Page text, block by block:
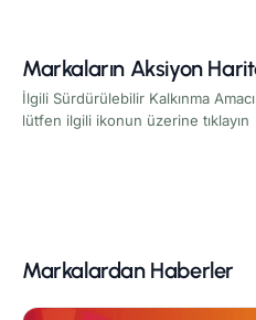
Markaların Aksiyon
İlgili Sürdürülebilir Kalkınma
lütfen ilgili ikonun üzerine tıklayın
Markalardan Haberler